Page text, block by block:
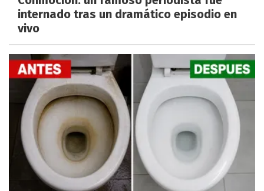
internado tras un dramático episodio en
vivo